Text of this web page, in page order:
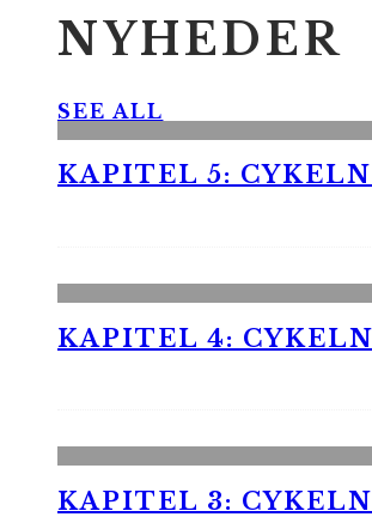
NYHEDER
SEE ALL
KAPITEL 5:
KAPITEL 4:
KAPITEL 3: